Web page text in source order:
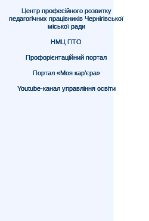
Центр професійного розвитку
педагогічних працівників Чернігівської
міської ради
НМЦ ПТО
Профорієнтаційний портал
Портал «Моя кар’єра»
Youtube-канал управління освіти